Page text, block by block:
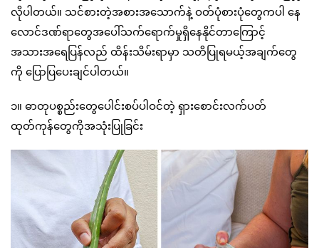
လိုပါတယ်။ သင်စားတဲ့အစားအသောက်နဲ့ ဝတ်ပုံစားပုံတွေကပါ နေ
လောင်ဒဏ်ရာတွေအပေါ်သက်ရောက်မှုရှိနေနိုင်တာကြောင့်
အသားအရေပြန်လည် ထိန်းသိမ်းရာမှာ သတိပြုရမယ့်အချက်တွေ
ကို ပြောပြပေးချင်ပါတယ်။
၁။ ဓာတုပစ္စည်းတွေပေါင်းစပ်ပါဝင်တဲ့ ရှားစောင်းလက်ပတ်
ထုတ်ကုန်တွေကိုအသုံးပြုခြင်း